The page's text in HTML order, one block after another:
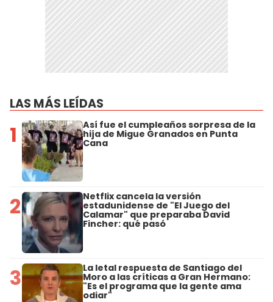
LAS MÁS LEÍDAS
1 Así fue el cumpleaños sorpresa de la
hija de Migue Granados en Punta
Cana
2 Netflix cancela la versión
estadunidense de "El Juego del
Calamar" que preparaba David
Fincher: qué pasó
3 La letal respuesta de Santiago del
Moro a las críticas a Gran Hermano:
"Es el programa que la gente ama
odiar"